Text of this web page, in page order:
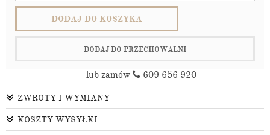
DODAJ DO KOSZYKA
DODAJ DO PRZECHOWALNI
lub zamów 609 656 920
ZWROTY I WYMIANY
KOSZTY WYSYŁKI